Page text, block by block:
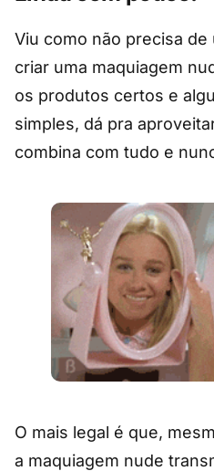
Viu como não precisa
criar uma maquiagem
os produtos certos e
simples, dá pra
combina com tudo e
O mais legal é que,
a maquiagem nude